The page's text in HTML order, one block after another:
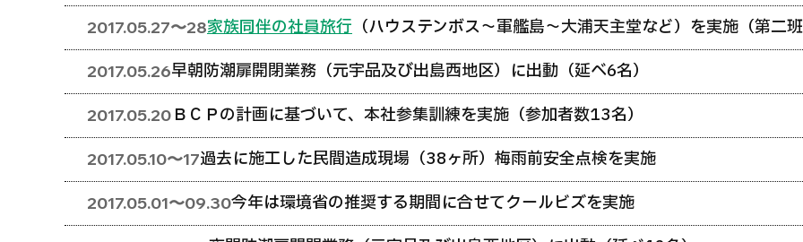
2017.05.27〜28家族同伴の社員旅行 （ハウステンボス〜軍艦島〜大浦天主堂など）を実施（第
2017.05.26早朝防潮扉開閉業務（元宇品及び出島西地区）に出動（延べ6名）
2017.05.20 ＢＣＰの計画に基づいて、本社参集訓練を実施（参加者数13名）
2017.05.10〜17過去に施工した民間造成現場（38ヶ所）梅雨前安全点検を実施
2017.05.01〜09.30今年は環境省の推奨する期間に合せてクールビズを実施